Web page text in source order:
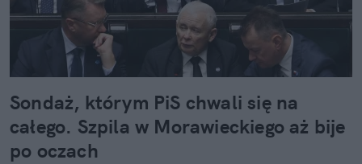
Sondaż, którym PiS chwali się na
całego. Szpila w Morawieckiego aż bije
po oczach